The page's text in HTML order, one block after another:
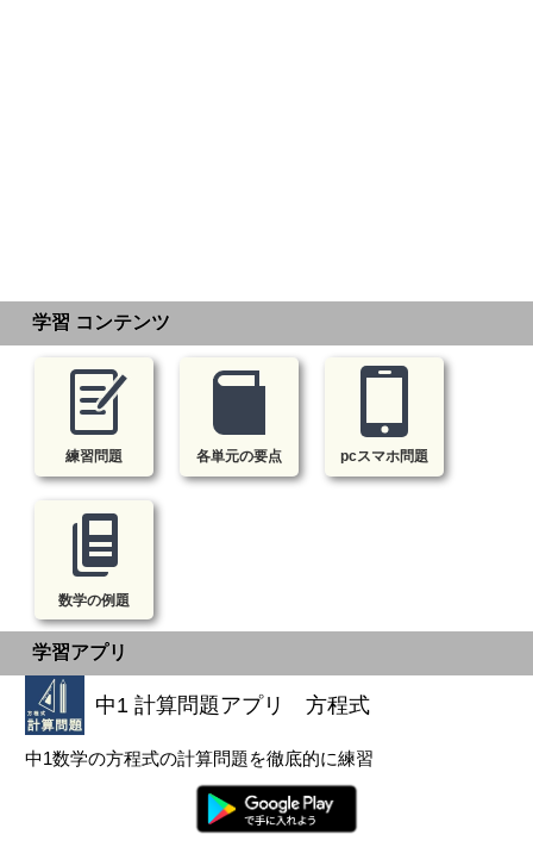
学習 コンテンツ
練習問題 各単元の要点 pcスマホ問題
数学の例題
学習アプリ
中1 計算問題アプリ 方程式
中1数学の方程式の計算問題を徹底的に練習